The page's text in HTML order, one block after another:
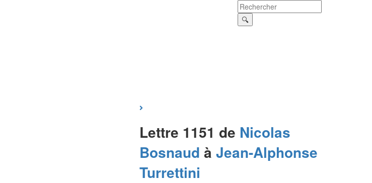
Lettre 1151 de Nicolas
Bosnaud à Jean-Alphonse
Turrettini